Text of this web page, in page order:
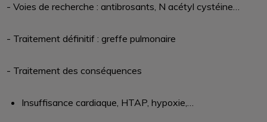
- Voies de recherche : antibrosants, N acétyl cystéine…
- Traitement définitif : greffe pulmonaire
- Traitement des conséquences
Insuffisance cardiaque, HTAP, hypoxie,…